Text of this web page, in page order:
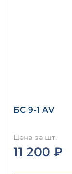
БС 9-1 АV
Цена за шт.
11 200 ₽